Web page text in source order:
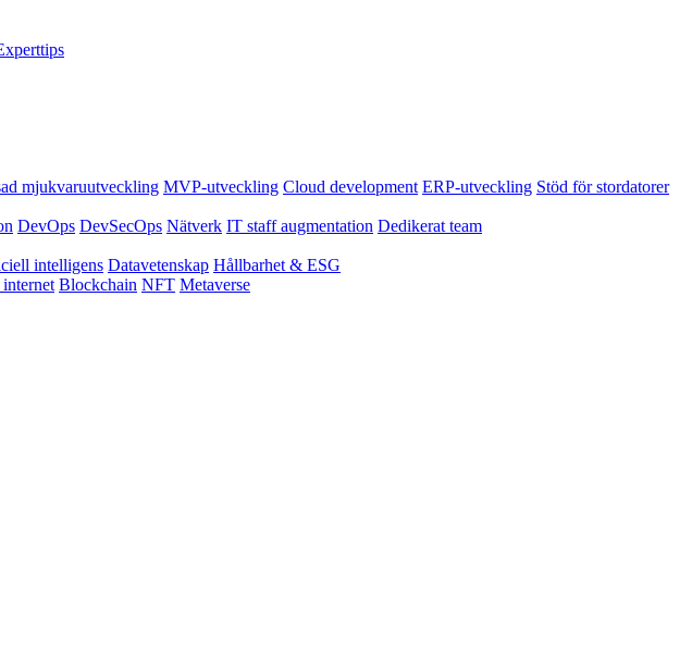
mjukvaruutveckling MVP-utveckling Cloud development ERP-utveckling Stöd för stordatorer
DevOps DevSecOps Nätverk IT staff augmentation Dedikerat team
intelligens Datavetenskap Hållbarhet & ESG
internet Blockchain NFT Metaverse